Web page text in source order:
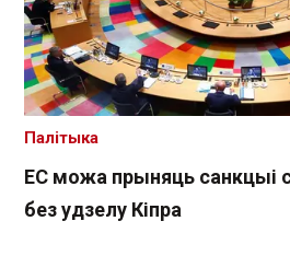
ЕС можа прыняць санкцыі
без удзелу Кіпра
Палітыка